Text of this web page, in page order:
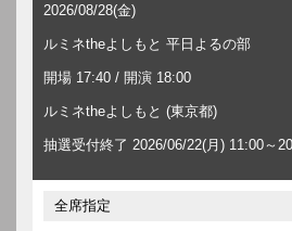
2026/08/28(金)
ルミネtheよしもと 平日よるの部
開場 17:40 / 開演 18:00
ルミネtheよしもと (東京都)
抽選受付終了 2026/06/22(月) 11:00～
全席指定